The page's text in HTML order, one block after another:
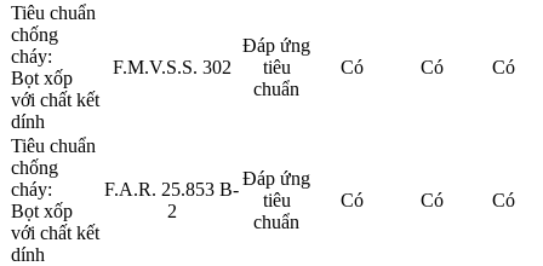
Tiêu chuẩn
chống
cháy:
Bọt xốp
với chất kết
dính
F.M.V.S.S. 302
Đáp ứng
tiêu
chuẩn
Có Có Có
Tiêu chuẩn
chống
cháy:
Bọt xốp
với chất kết
dính
F.A.R. 25.853 B-
2
Đáp ứng
tiêu
chuẩn
Có Có Có